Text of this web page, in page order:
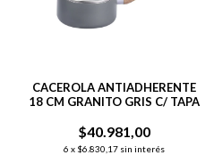
CACEROLA ANTIADHERENTE
18 CM GRANITO GRIS C/ TAPA
$40.981,00
6 x $6.830,17 sin interés